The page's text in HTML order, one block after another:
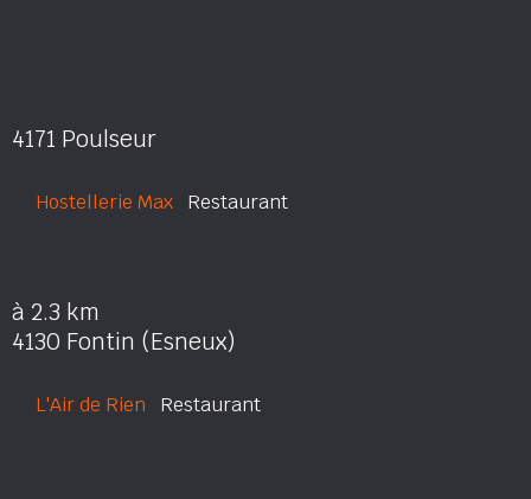
4171 Poulseur
Hostellerie Max Restaurant
à 2.3 km
4130 Fontin (Esneux)
L'Air de Rien Restaurant